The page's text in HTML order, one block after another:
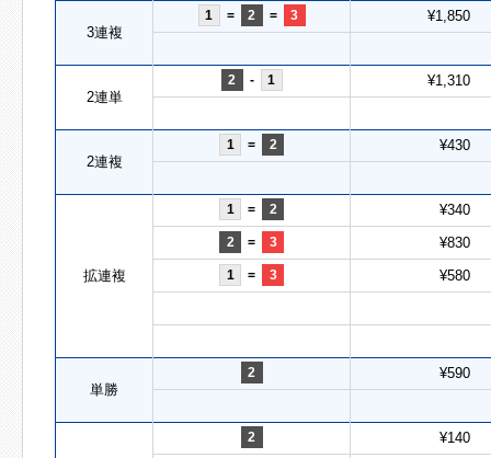
3連複
1 = 2 = 3 ¥1,850
2連単
2 - 1 ¥1,310
2連複
1 = 2 ¥430
拡連複
1 = 2 ¥340
2 = 3 ¥830
1 = 3 ¥580
単勝
2 ¥590
2 ¥140